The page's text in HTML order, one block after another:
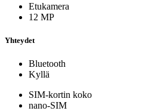
Etukamera
12 MP
Yhteydet
Bluetooth
Kyllä
SIM-kortin koko
nano-SIM